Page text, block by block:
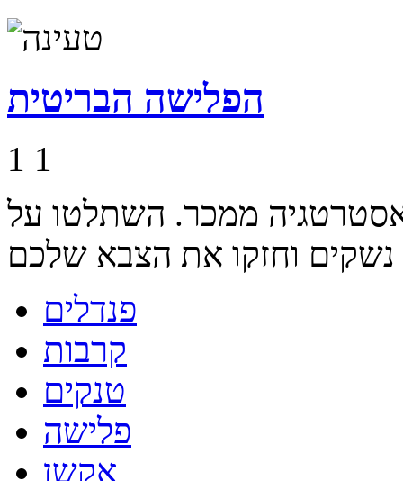
הפלישה הבריטית
1 1
ממכר. השתלטו על
נשקים וחזקו את הצבא שלכם
פנדלים
קרבות
טנקים
פלישה
אקשן